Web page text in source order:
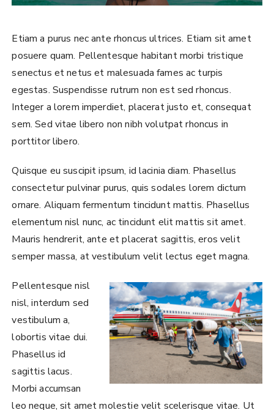
Etiam a purus nec ante rhoncus ultrices. Etiam sit amet
posuere quam. Pellentesque habitant morbi tristique
senectus et netus et malesuada fames ac turpis
egestas. Suspendisse rutrum non est sed rhoncus.
Integer a lorem imperdiet, placerat justo et, consequat
sem. Sed vitae libero non nibh volutpat rhoncus in
porttitor libero.
Quisque eu suscipit ipsum, id lacinia diam. Phasellus
consectetur pulvinar purus, quis sodales lorem dictum
ornare. Aliquam fermentum tincidunt mattis. Phasellus
elementum nisl nunc, ac tincidunt elit mattis sit amet.
Mauris hendrerit, ante et placerat sagittis, eros velit
semper massa, at vestibulum velit lectus eget magna.
Pellentesque nisl
nisl, interdum sed
vestibulum a,
lobortis vitae dui.
Phasellus id
sagittis lacus.
Morbi accumsan
leo neque, sit amet molestie velit scelerisque vitae. Ut